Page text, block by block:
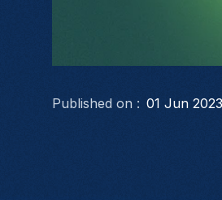
Published on : 01 Jun 2023